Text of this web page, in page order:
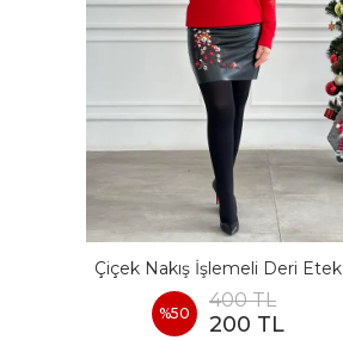
Çiçek Nakış İşlemeli Deri Etek
%50
400 TL
200 TL